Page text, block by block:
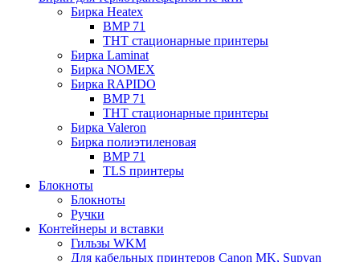
Бирка Heatex
BMP 71
THT стационарные принтеры
Бирка Laminat
Бирка NOMEX
Бирка RAPIDO
BMP 71
THT стационарные принтеры
Бирка Valeron
Бирка полиэтиленовая
BMP 71
TLS принтеры
Блокноты
Блокноты
Ручки
Контейнеры и вставки
Гильзы WKM
Для кабельных принтеров Canon MK, Supvan